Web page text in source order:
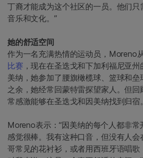
丁裔才能成为这个社区的一员。他们只
音乐和文化。”
她的舒适空间
作为一名充满热情的运动员，Moreno
比赛 ，现在在圣迭戈和下加利福尼亚
美纳，她参加了腰旗橄榄球、篮球和
之余，她经常回蒙特雷探望家人。但
常感激能够在圣迭戈和因美纳找到归宿。
Moreno表示：“因美纳的每个人都非
感觉很棒。我有这种口音，但没有人
哥常见的花衬衫，或者用西班牙语唱歌